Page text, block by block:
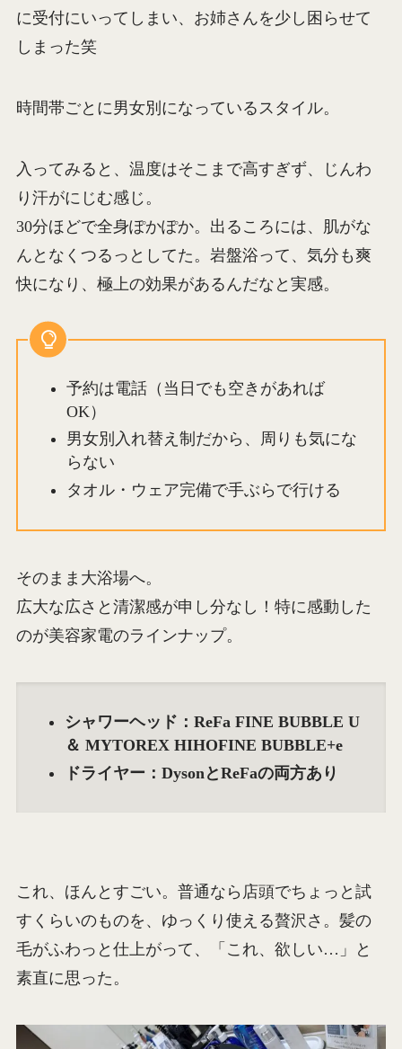
に受付にいってしまい、お姉さんを少し困らせて
しまった笑
時間帯ごとに男女別になっているスタイル。
入ってみると、温度はそこまで高すぎず、じんわ
り汗がにじむ感じ。
30分ほどで全身ぽかぽか。出るころには、肌がな
んとなくつるっとしてた。岩盤浴って、気分も爽
快になり、極上の効果があるんだなと実感。
予約は電話（当日でも空きがあれば
OK）
男女別入れ替え制だから、周りも気にな
らない
タオル・ウェア完備で手ぶらで行ける
そのまま大浴場へ。
広大な広さと清潔感が申し分なし！特に感動した
のが美容家電のラインナップ。
シャワーヘッド：ReFa FINE BUBBLE U
＆ MYTOREX HIHOFINE BUBBLE+e
ドライヤー：DysonとReFaの両方あり
これ、ほんとすごい。普通なら店頭でちょっと試
すくらいのものを、ゆっくり使える贅沢さ。髪の
毛がふわっと仕上がって、「これ、欲しい…」と
素直に思った。